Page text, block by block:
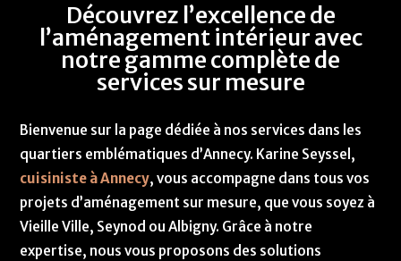
Découvrez l’excellence de
l’aménagement intérieur avec
notre gamme complète de
services sur mesure
Bienvenue sur la page dédiée à nos services dans les
quartiers emblématiques d’Annecy. Karine Seyssel,
cuisiniste à Annecy, vous accompagne dans tous vos
projets d’aménagement sur mesure, que vous soyez à
Vieille Ville, Seynod ou Albigny. Grâce à notre
expertise, nous vous proposons des solutions